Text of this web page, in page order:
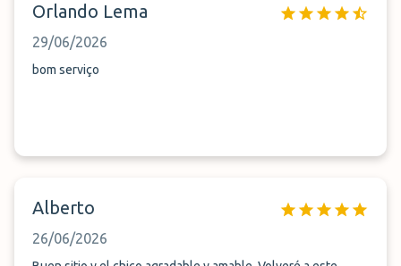
Orlando Lema
29/06/2026
bom serviço
Alberto
26/06/2026